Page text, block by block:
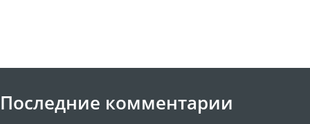
Последние комментарии